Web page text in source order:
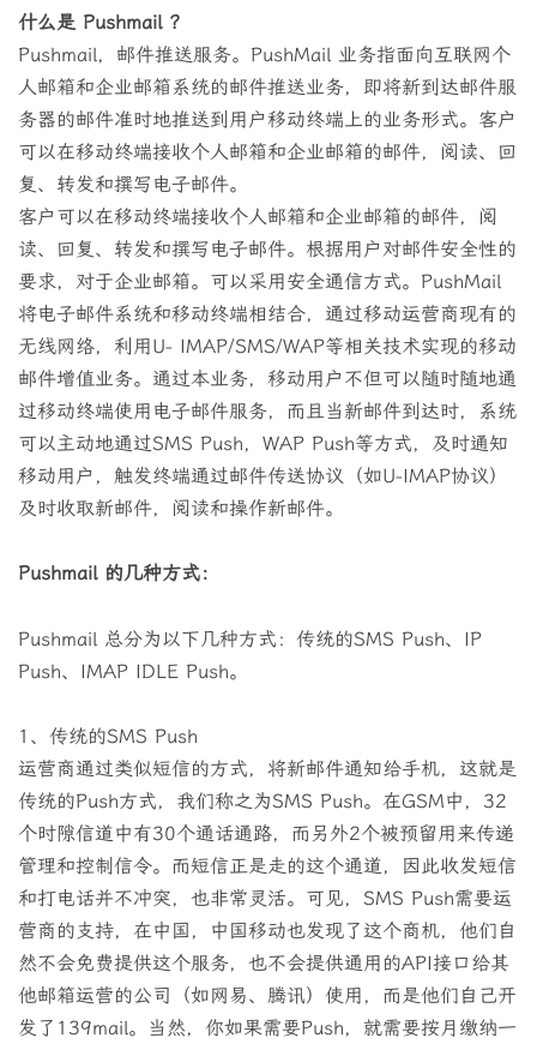
什么是 Pushmail ？
Pushmail，邮件推送服务。PushMail 业务指面向互联网个
人邮箱和企业邮箱系统的邮件推送业务，即将新到达邮件服
务器的邮件准时地推送到用户移动终端上的业务形式。客户
可以在移动终端接收个人邮箱和企业邮箱的邮件，阅读、回
复、转发和撰写电子邮件。
客户可以在移动终端接收个人邮箱和企业邮箱的邮件，阅
读、回复、转发和撰写电子邮件。根据用户对邮件安全性的
要求，对于企业邮箱。可以采用安全通信方式。PushMail
将电子邮件系统和移动终端相结合，通过移动运营商现有的
无线网络，利用U- IMAP/SMS/WAP等相关技术实现的移动
邮件增值业务。通过本业务，移动用户不但可以随时随地通
过移动终端使用电子邮件服务，而且当新邮件到达时，系统
可以主动地通过SMS Push，WAP Push等方式，及时通知
移动用户，触发终端通过邮件传送协议（如U-IMAP协议）
及时收取新邮件，阅读和操作新邮件。
Pushmail 的几种方式：
Pushmail 总分为以下几种方式：传统的SMS Push、IP
Push、IMAP IDLE Push。
1、传统的SMS Push
运营商通过类似短信的方式，将新邮件通知给手机，这就是
传统的Push方式，我们称之为SMS Push。在GSM中，32
个时隙信道中有30个通话通路，而另外2个被预留用来传递
管理和控制信令。而短信正是走的这个通道，因此收发短信
和打电话并不冲突，也非常灵活。可见，SMS Push需要运
营商的支持，在中国，中国移动也发现了这个商机，他们自
然不会免费提供这个服务，也不会提供通用的API接口给其
他邮箱运营的公司（如网易、腾讯）使用，而是他们自己开
发了139mail。当然，你如果需要Push，就需要按月缴纳一